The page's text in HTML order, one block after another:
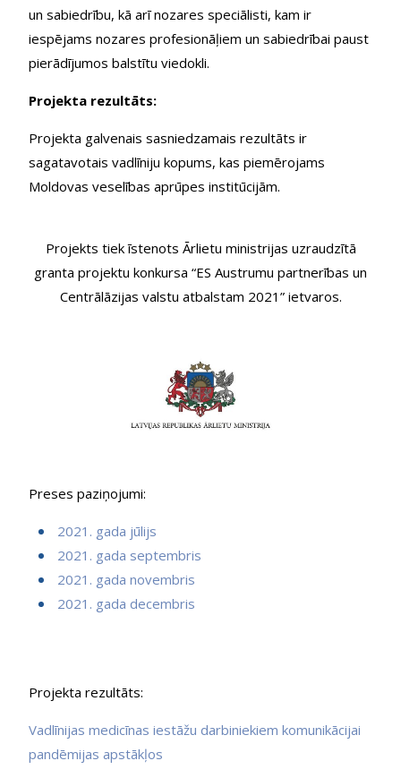
un sabiedrību, kā arī nozares speciālisti, kam ir
iespējams nozares profesionāļiem un sabiedrībai paust
pierādījumos balstītu viedokli.
Projekta rezultāts:
Projekta galvenais sasniedzamais rezultāts ir
sagatavotais vadlīniju kopums, kas piemērojams
Moldovas veselības aprūpes institūcijām.
Projekts tiek īstenots Ārlietu ministrijas uzraudzītā
granta projektu konkursa “ES Austrumu partnerības un
Centrālāzijas valstu atbalstam 2021” ietvaros.
Preses paziņojumi:
2021. gada jūlijs
2021. gada septembris
2021. gada novembris
2021. gada decembris
Projekta rezultāts:
Vadlīnijas medicīnas iestāžu darbiniekiem komunikācijai
pandēmijas apstākļos